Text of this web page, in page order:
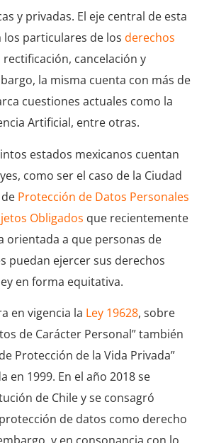
y privadas. El eje central de esta
los particulares de los derechos
cancelación y
la misma cuenta con más de
cuestiones actuales como la
Artificial, entre otras.
estados mexicanos cuentan
como ser el caso de la Ciudad
Protección de Datos Personales
Obligados que recientemente
orientada a que personas de
puedan ejercer sus derechos
en forma equitativa.
en vigencia la Ley 19628, sobre
de Carácter Personal” también
Protección de la Vida Privada”
en 1999. En el año 2018 se
de Chile y se consagró
de datos como derecho